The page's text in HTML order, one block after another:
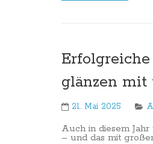
glänzen mit
21. Mai 2025
Auch in diesem
– und das mit